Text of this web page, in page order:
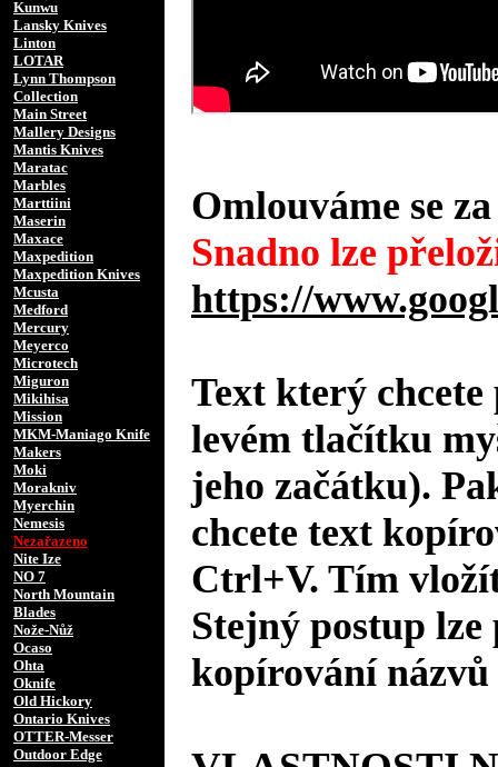
Kunwu
Lansky Knives
Linton
LOTAR
Lynn Thompson
Collection
Main Street
Mallery Designs
Mantis Knives
Maratac
Marbles
Marttiini
Maserin
Maxace
Maxpedition
Maxpedition Knives
Mcusta
Medford
Mercury
Meyerco
Microtech
Miguron
Mikihisa
Mission
MKM-Maniago Knife
Makers
Moki
Morakniv
Myerchin
Nemesis
Nezařazeno
Nite Ize
NO 7
North Mountain
Blades
Nože-Nůž
Ocaso
Ohta
Oknife
Old Hickory
Ontario Knives
OTTER-Messer
Outdoor Edge
Omlouváme se
Snadno lze
https://
Text který
levém tlačítku
jeho začátku).
chcete text
Ctrl+V. Tím
Stejný postup
kopírování